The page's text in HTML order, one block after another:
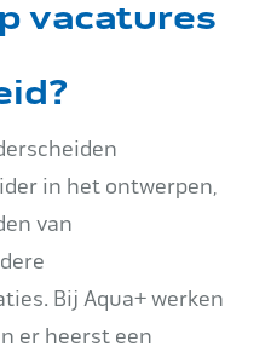
vacatures
in het ontwerpen,
van
Bij Aqua+ werken
er heerst een